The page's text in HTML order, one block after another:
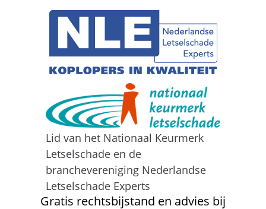
Lid van het Nationaal Keurmerk
Letselschade en de
branchevereniging Nederlandse
Letselschade Experts
Gratis rechtsbijstand en advies bij